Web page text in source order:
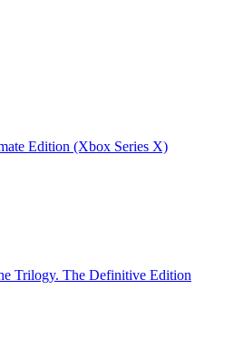
Edition (Xbox Series X)
Trilogy. The Definitive Edition